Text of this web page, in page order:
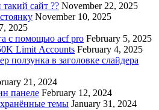
такий сайт ?? November 22, 2025
November 10, 2025
2025
с помощью acf pro February 5, 2025
Limit Accounts February 4, 2025
ползунка в заголовке слайдера
21, 2024
панеле February 12, 2024
темы January 31, 2024